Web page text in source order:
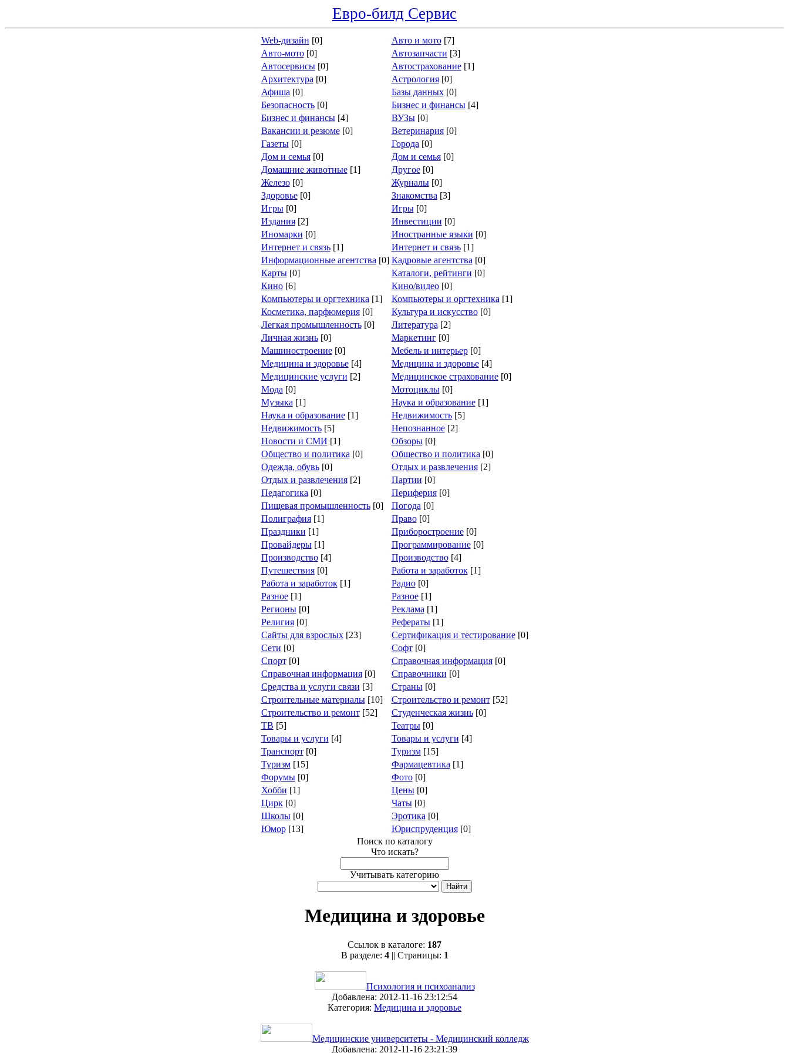
Евро-билд Сервис
Web-дизайн [0] Авто и мото[7]
Авто-мото[0] Автозапчасти [3]
Автосервисы[0] Автострахование[1]
Архитектура [0] Астрология[0]
Афиша [0] Базы данных[0]
Безопасность[0] Бизнес и финансы[4]
Бизнес и финансы[4] ВУЗы[0]
Вакансии и резюме[0] Ветеринария[0]
Газеты[0] Города [0]
Дом и семья[0] Дом и семья[0]
Домашние животные[1] Другое[0]
Железо[0] Журналы[0]
Здоровье[0] Знакомства [3]
Игры[0] Игры[0]
Издания[2] Инвестиции [0]
Иномарки [0] Иностранные языки [0]
Интернет и связь[1] Интернет и связь[1]
Информационные агентства [0] Кадровые агентства [0]
Карты[0] Каталоги, рейтинги [0]
Кино[6] Кино/видео[0]
Компьютеры и оргтехника [1] Компьютеры и оргтехника [1]
Косметика, парфюмерия[0] Культура и искусство[0]
Легкая промышленность[0] Литература [2]
Личная жизнь[0] Маркетинг[0]
Машиностроение[0] Мебель и интерьер[0]
Медицина и здоровье[4] Медицина и здоровье[4]
Медицинские услуги [2] Медицинское страхование[0]
Мода [0] Мотоциклы[0]
Музыка [1] Наука и образование[1]
Наука и образование[1] Недвижимость[5]
Недвижимость[5] Непознанное[2]
Новости и СМИ [1] Обзоры[0]
Общество и политика [0] Общество и политика [0]
Одежда, обувь[0] Отдых и развлечения[2]
Отдых и развлечения[2] Партии [0]
Педагогика [0] Периферия[0]
Пищевая промышленность[0] Погода [0]
Полиграфия[1] Право[0]
Праздники [1] Приборостроение[0]
Провайдеры[1] Программирование[0]
Производство[4] Производство[4]
Путешествия[0] Работа и заработок[1]
Работа и заработок[1] Радио[0]
Разное[1] Разное[1]
Регионы[0] Реклама [1]
Религия[0] Рефераты[1]
Сайты для взрослых[23] Сертификация и тестирование[0]
Сети [0] Софт[0]
Спорт[0] Справочная информация[0]
Справочная информация[0] Справочники [0]
Средства и услуги связи [3] Страны[0]
Строительные материалы[10] Строительство и ремонт[52]
Строительство и ремонт[52] Студенческая жизнь[0]
ТВ [5] Театры[0]
Товары и услуги [4] Товары и услуги [4]
Транспорт[0] Туризм[15]
Туризм[15] Фармацевтика [1]
Форумы[0] Фото[0]
Хобби [1] Цены[0]
Цирк[0] Чаты[0]
Школы[0] Эротика [0]
Юмор[13] Юриспруденция[0]
Поиск по каталогу
Что искать?
Учитывать категорию
Медицина и здоровье
Ссылок в каталоге: 187
В разделе: 4|| Страницы: 1
Психология и психоанализ
Добавлена: 2012-11-16 23:12:54
Категория: Медицина и здоровье
Медицинские университеты - Медицинский колледж
Добавлена: 2012-11-16 23:21:39